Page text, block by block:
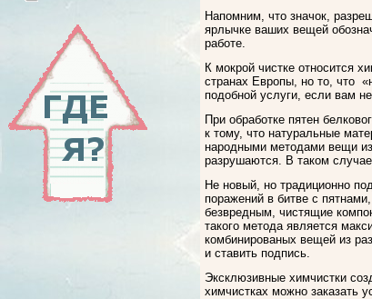
Напомним, что значок,
ярлычке ваших вещей
работе.
К мокрой чистке относится
странах Европы, но то, что
подобной услуги, если вам
При обработке пятен
к тому, что натуральные
народными методами вещи из
разрушаются. В таком
Не новый, но традиционно
поражений в битве с
безвредным, чистящие
такого метода является
комбинированых вещей из
и ставить подпись.
Эксклюзивные химчистки
химчистках можно заказать